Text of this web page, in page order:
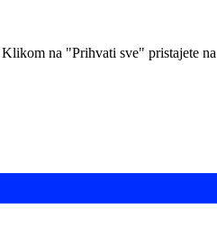
na "Prihvati sve" pristajete